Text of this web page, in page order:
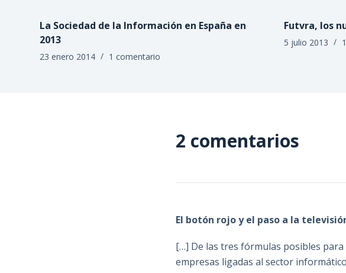
La Sociedad de la Información en España en
2013
23 enero 2014 1 comentario
Futvra, los
5 julio 2013
2 comentarios
El botón rojo y el paso a la
[…] De las tres fórmulas posibles
empresas ligadas al sector